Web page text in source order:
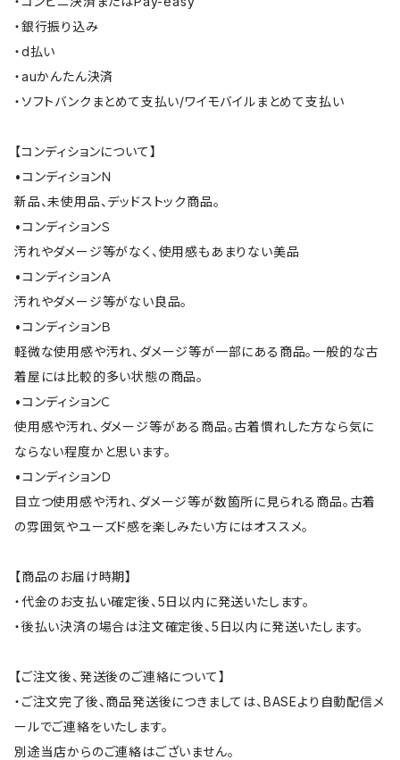
・銀行振り込み
・d払い
・auかんたん決済
・ソフトバンクまとめて支払い/ワイモバイルまとめて支払い
【コンディションについて】
•コンディションＮ
新品、未使用品、デッドストック商品。
•コンディションＳ
汚れやダメージ等がなく、使用感もあまりない美品
•コンディションＡ
汚れやダメージ等がない良品。
•コンディションＢ
軽微な使用感や汚れ、ダメージ等が一部にある商品。一般的な古
着屋には比較的多い状態の商品。
•コンディションＣ
使用感や汚れ、ダメージ等がある商品。古着慣れした方なら気に
ならない程度かと思います。
•コンディションＤ
目立つ使用感や汚れ、ダメージ等が数箇所に見られる商品。古着
の雰囲気やユーズド感を楽しみたい方にはオススメ。
【商品のお届け時期】
・代金のお支払い確定後、5日以内に発送いたします。
・後払い決済の場合は注文確定後、5日以内に発送いたします。
【ご注文後、発送後のご連絡について】
・ご注文完了後、商品発送後につきましては、BASEより自動配信メ
ールでご連絡をいたします。
別途当店からのご連絡はございません。